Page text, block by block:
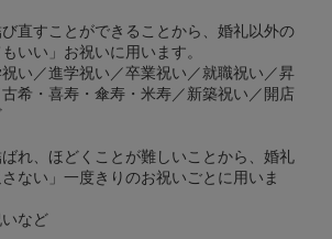
直すことができることから、婚礼以外の
いい」お祝いに用います。
い／進学祝い／卒業祝い／就職祝い／昇
希・喜寿・傘寿・米寿／新築祝い／開店
れ、ほどくことが難しいことから、婚礼
ない」一度きりのお祝いごとに用いま
など